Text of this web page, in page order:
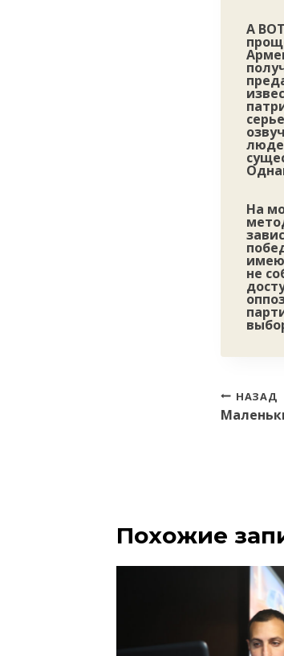
А
На
не
по
НАЗАД
Похожие